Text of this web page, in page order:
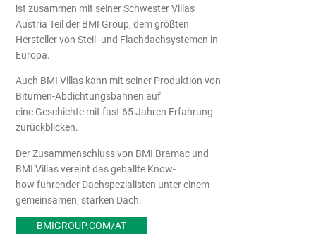
ist zusammen mit seiner Schwester Villas
Austria Teil der BMI Group, dem größten
Hersteller von Steil- und Flachdachsystemen in
Europa.
Auch BMI Villas kann mit seiner Produktion von
Bitumen-Abdichtungsbahnen auf
eine Geschichte mit fast 65 Jahren Erfahrung
zurückblicken.
Der Zusammenschluss von BMI Bramac und
BMI Villas vereint das geballte Know-
how führender Dachspezialisten unter einem
gemeinsamen, starken Dach.
BMIGROUP.COM/AT